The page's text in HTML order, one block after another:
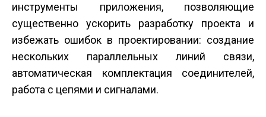
инструменты приложения, позволяющие
существенно ускорить разработку проекта и
избежать ошибок в проектировании: создание
нескольких параллельных линий связи,
автоматическая комплектация соединителей,
работа с цепями и сигналами.